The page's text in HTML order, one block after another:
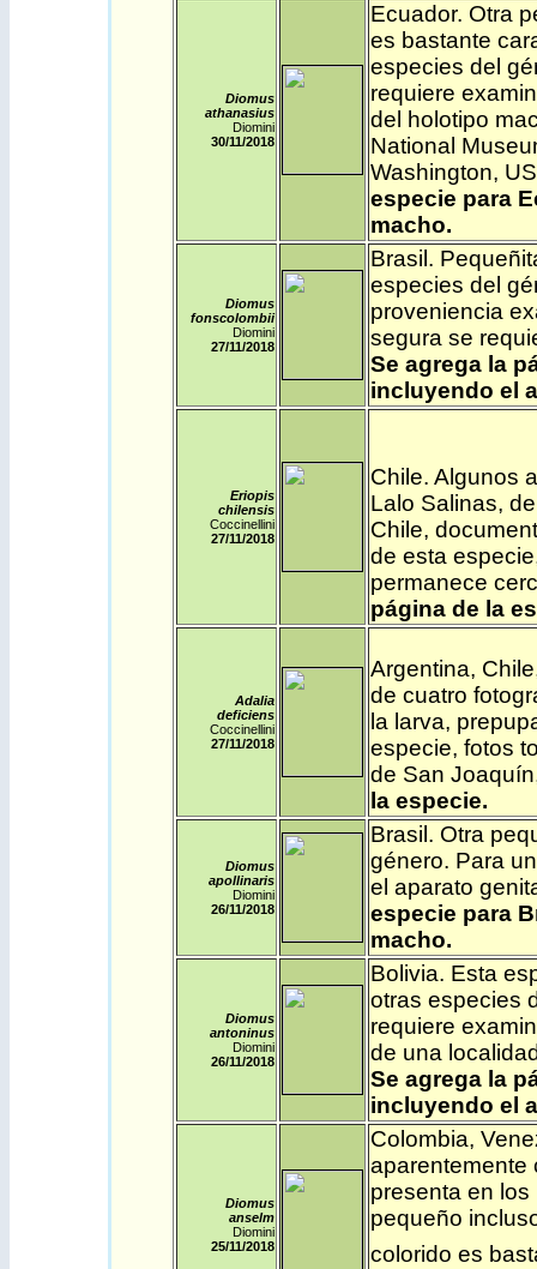
Diomus
athanasius
Diomini
30/11/2018
Ecuador. Otra
es bastante
especies del
requiere
del holotipo
National
Washington,
especie para
macho.
Diomus
fonscolombii
Diomini
27/11/2018
Brasil .
especies del
proveniencia
segura se
Se agrega la
incluyendo el
Eriopis
chilensis
Coccinellini
27/11/2018
Chile. Algunos
Lalo Salinas,
Chile,
de esta
permanece
página de la
Adalia
deficiens
Coccinellini
27/11/2018
Argentina, Chile
de cuatro
la larva,
especie, fotos
de San
la especie.
Diomus
apollinaris
Diomini
26/11/2018
Brasil . Otra
género. Para
el aparato
especie para
macho.
Diomus
antoninus
Diomini
26/11/2018
Bolivia. Esta
otras especies
requiere
de una
Se agrega la
incluyendo el
Diomus
anselm
Diomini
25/11/2018
Colombia,
aparentemente
presenta en
pequeño
colorido es